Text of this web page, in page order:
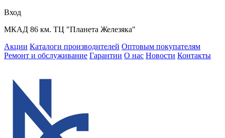
Вход
МКАД 86 км. ТЦ "Планета Железяка"
Акции Каталоги производителей Оптовым покупателям
Ремонт и обслуживание Гарантии О нас Новости Контакты